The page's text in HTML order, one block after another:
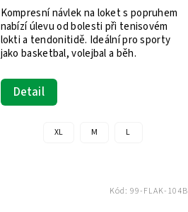
Detail
Kompresní návlek na loket s popruhem
nabízí úlevu od bolesti při tenisovém
lokti a tendonitidě. Ideální pro sporty
jako basketbal, volejbal a běh.
XL M L
Kód: 99-FLAK-104B